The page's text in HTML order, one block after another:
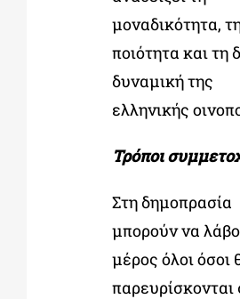
μοναδικότητα,
ποιότητα και τη
δυναμική της
ελληνικής
Τρόποι
Στη δημοπρασία
μπορούν να
μέρος όλοι όσοι
παρευρίσκονται